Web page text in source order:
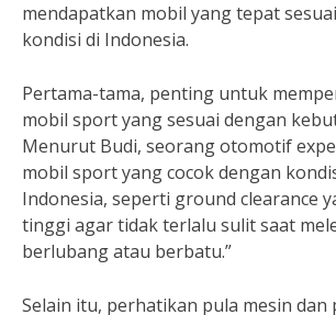
mendapatkan mobil yang tepat
kondisi di Indonesia.
Pertama-tama, penting untuk
mobil sport yang sesuai dengan
Menurut Budi, seorang otomotif
mobil sport yang cocok dengan
Indonesia, seperti ground clearance
tinggi agar tidak terlalu sulit saat
berlubang atau berbatu.”
Selain itu, perhatikan pula mesin